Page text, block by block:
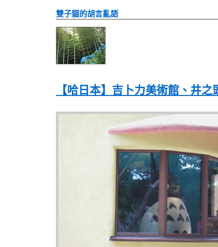
雙子貓的胡言亂語
【哈日本】吉卜力美術館、井之